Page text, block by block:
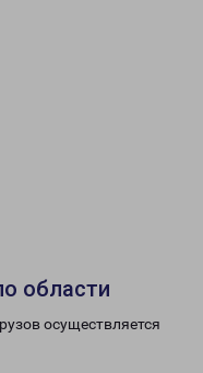
области
осуществляется